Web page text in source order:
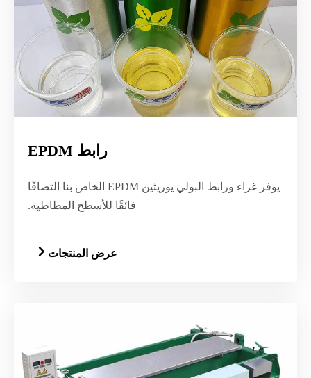
رابط EPDM
يوفر غراء ورابط البولي يوريثين EPDM الخاص بنا التصاقًا
فائقًا للأسطح المطاطية.
عرض المنتجات